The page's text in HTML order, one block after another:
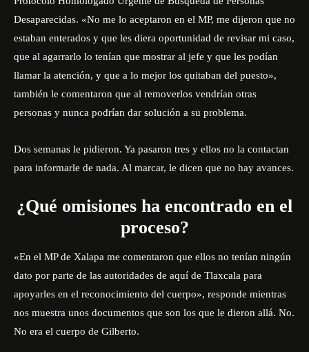
Desaparecidas. «No me lo aceptaron en el MP, me dijeron que no
estaban enterados y que les diera oportunidad de revisar mi caso,
que al agarrarlo lo tenían que mostrar al jefe y que les podían
llamar la atención, y que a lo mejor los quitaban del puesto»,
también le comentaron que al removerlos vendrían otras
personas y nunca podrían dar solución a su problema.
Dos semanas le pidieron. Ya pasaron tres y ellos no la contactan
para informarle de nada. Al marcar, le dicen que no hay avances.
¿Qué omisiones ha encontrado en el
proceso?
«En el MP de Xalapa me comentaron que ellos no tenían ningún
dato por parte de las autoridades de aquí de Tlaxcala para
apoyarles en el reconocimiento del cuerpo», responde mientras
nos muestra unos documentos que son los que le dieron allá. No.
No era el cuerpo de Gilberto.